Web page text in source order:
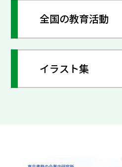
全国の教育活動
イラスト集